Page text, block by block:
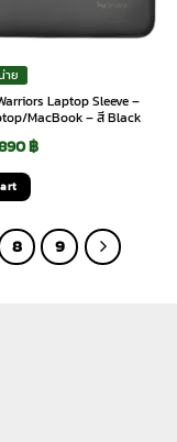
าย
Laptop Sleeve –
MacBook – สี Black
฿.
฿Current
890 ฿.
8 9